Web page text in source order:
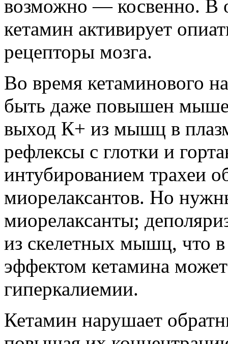
возможно — косвенно. В
кетамин активирует
рецепторы мозга.
Во время кетаминового
быть даже повышен
выход К+ из мышц в
рефлексы с глотки и
интубированием трахеи
миорелаксантов. Но
миорелаксанты;
из скелетных мышц, что
эффектом кетамина
гиперкалиемии.
Кетамин нарушает